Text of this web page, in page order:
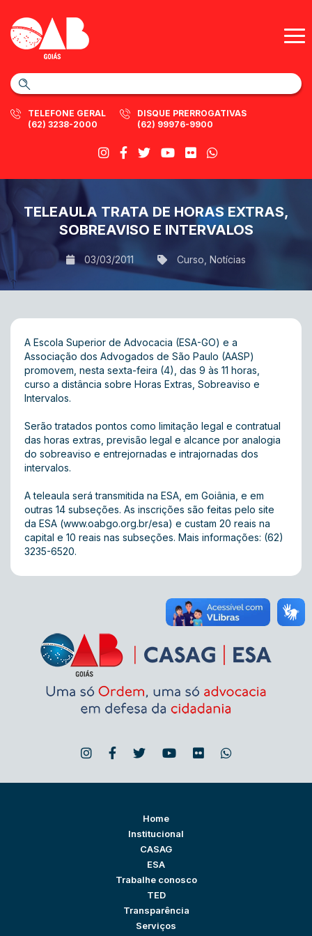
TELEFONE GERAL
(62) 3238-2000
DISQUE PRERROGATIVAS
(62) 99976-9900
TELEAULA TRATA DE HORAS EXTRAS,
SOBREAVISO E INTERVALOS
03/03/2011 Curso Notícias
A Escola Superior de Advocacia (ESA-GO) e a
Associação dos Advogados de São Paulo (AASP)
promovem, nesta sexta-feira (4), das 9 às 11 horas,
curso a distância sobre Horas Extras, Sobreaviso e
Intervalos.
Serão tratados pontos como limitação legal e contratual
das horas extras, previsão legal e alcance por analogia
do sobreaviso e entrejornadas e intrajornadas dos
intervalos.
A teleaula será transmitida na ESA, em Goiânia, e em
outras 14 subseções. As inscrições são feitas pelo site
da ESA (www.oabgo.org.br/esa) e custam 20 reais na
capital e 10 reais nas subseções. Mais informações: (62)
3235-6520.
Home
Institucional
CASAG
ESA
Trabalhe conosco
TED
Transparência
Serviços